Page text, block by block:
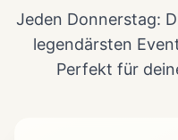
Jeden Donnerstag:
legendärsten
Perfekt für